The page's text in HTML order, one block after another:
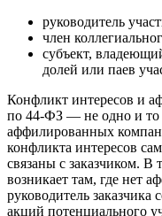
руководитель
член
субъект,
долей или паев
Конфликт интересов и
по 44-ФЗ — не одно и то
аффилированных
конфликта интересов
связаны с заказчиком. В
возникает там, где нет
руководитель заказчика
акций потенциального